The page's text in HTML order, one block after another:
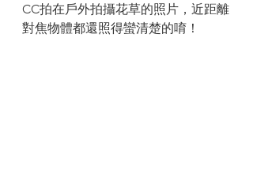
CC拍在戶外拍攝花草的照片，近距離
對焦物體都還照得蠻清楚的唷！